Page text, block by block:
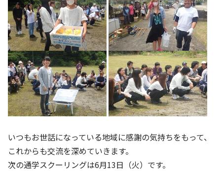
いつもお世話になっている地域に感謝の気持ちをもって、
これからも交流を深めていきます。
次の通学スクーリングは6月13日（火）です。